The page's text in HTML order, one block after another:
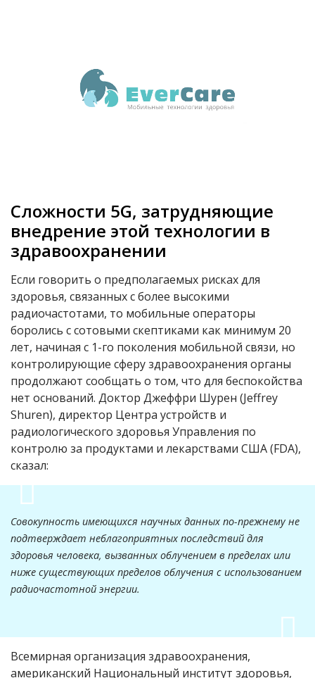
Сложности 5G, затрудняющие
внедрение этой технологии в
здравоохранении
Если говорить о предполагаемых рисках для
здоровья, связанных с более высокими
радиочастотами, то мобильные операторы
боролись с сотовыми скептиками как минимум 20
лет, начиная с 1-го поколения мобильной связи, но
контролирующие сферу здравоохранения органы
продолжают сообщать о том, что для беспокойства
нет оснований. Доктор Джеффри Шурен (Jeffrey
Shuren), директор Центра устройств и
радиологического здоровья Управления по
контролю за продуктами и лекарствами США (FDA),
сказал:
Совокупность имеющихся научных данных по-прежнему не
подтверждает неблагоприятных последствий для
здоровья человека, вызванных облучением в пределах или
ниже существующих пределов облучения с использованием
радиочастотной энергии.
Всемирная организация здравоохранения,
американский Национальный институт здоровья,